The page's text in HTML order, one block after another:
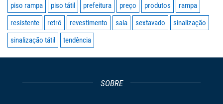
piso rampa
piso tátil prefeitura preço produtos
rampa
resistente
retrô revestimento sala sextavado
sinalização
sinalização tátil
tendência
SOBRE